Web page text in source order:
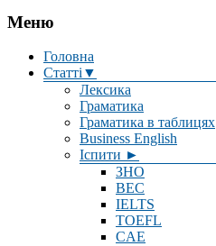
Меню
Головна
Статті▼
Лексика
Граматика
Граматика в таблицях
Business English
Іспити ►
ЗНО
BEC
IELTS
TOEFL
CAE